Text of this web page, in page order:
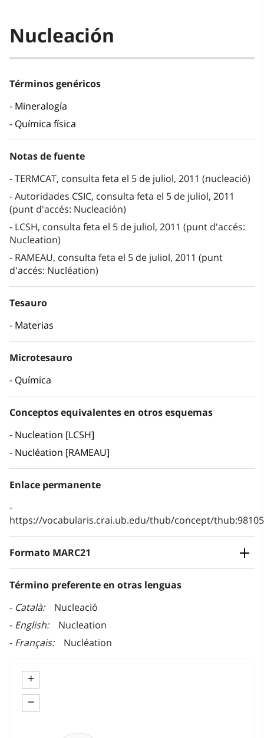
Nucleación
Términos genéricos
Mineralogía
Química física
Notas de fuente
TERMCAT, consulta feta el 5 de juliol, 2011 (nucleació)
Autoridades CSIC, consulta feta el 5 de juliol, 2011
(punt d'accés: Nucleación)
LCSH, consulta feta el 5 de juliol, 2011 (punt d'accés:
Nucleation)
RAMEAU, consulta feta el 5 de juliol, 2011 (punt
d'accés: Nucléation)
Tesauro
Materias
Microtesauro
Química
Conceptos equivalentes en otros esquemas
Nucleation [LCSH]
Nucléation [RAMEAU]
Enlace permanente
https://vocabularis.crai.ub.edu/thub/concept/
Formato MARC21
Término preferente en otras lenguas
Català
Nucleació
English
Nucleation
Français
Nucléation
+
−